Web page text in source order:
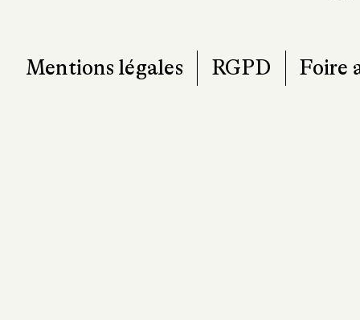
Mentions légales RGPD Foire